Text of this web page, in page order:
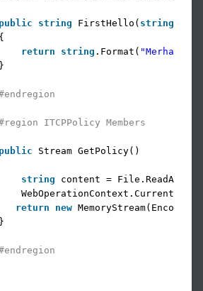
public string FirstHello( string
{
return
string .Format( "Merhaba
}
ITCPPolicy Members
public
Stream GetPolicy()
string
content =
return
new
}